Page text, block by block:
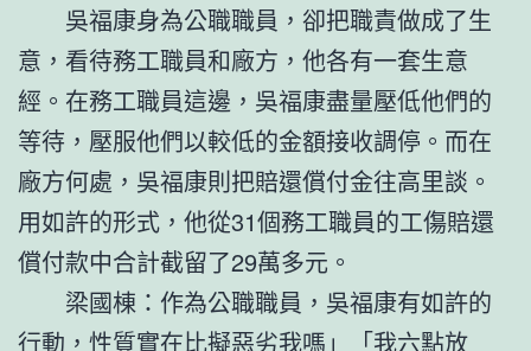
吳福康身為公職職員，卻把職責做成了生
意，看待務工職員和廠方，他各有一套生意
經。在務工職員這邊，吳福康盡量壓低他們的
等待，壓服他們以較低的金額接收調停。而在
廠方何處，吳福康則把賠還償付金往高里談。
用如許的形式，他從31個務工職員的工傷賠還
償付款中合計截留了29萬多元。
梁國棟：作為公職職員，吳福康有如許的
行動，性質實在比擬惡劣我嗎」「我六點放